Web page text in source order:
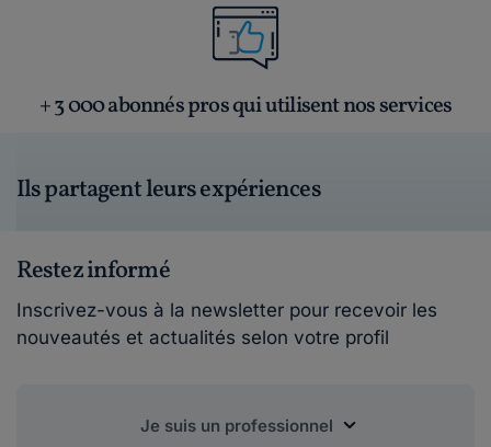
+ 3 000 abonnés pros qui utilisent nos services
Ils partagent leurs expériences
Restez informé
Inscrivez-vous à la newsletter pour recevoir les
nouveautés et actualités selon votre profil